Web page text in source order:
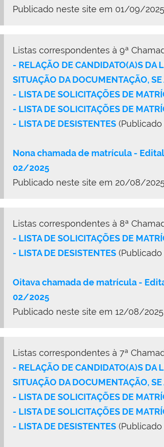
Publicado neste site em 01/09/2025
Listas correspondentes à 9ª
- RELAÇÃO DE CANDIDATO(A)S DA
SITUAÇÃO DA DOCUMENTAÇÃO,
- LISTA DE SOLICITAÇÕES DE
- LISTA DE SOLICITAÇÕES DE
- LISTA DE DESISTENTES
Nona chamada de matrícula -
02/2025
Publicado neste site em 20/08/
Listas correspondentes à 8ª
- LISTA DE SOLICITAÇÕES DE
- LISTA DE DESISTENTES
Oitava chamada de matrícula -
02/2025
Publicado neste site em 12/08/2025
Listas correspondentes à 7ª
- RELAÇÃO DE CANDIDATO(A)S DA
SITUAÇÃO DA DOCUMENTAÇÃO,
- LISTA DE SOLICITAÇÕES DE
- LISTA DE SOLICITAÇÕES DE
- LISTA DE DESISTENTES